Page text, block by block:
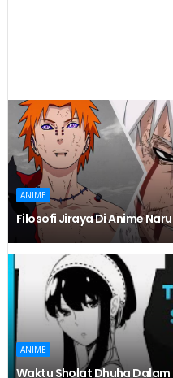
ANIME
Filosofi Jiraya Di Anime
ANIME
Waktu Sholat Dhuha